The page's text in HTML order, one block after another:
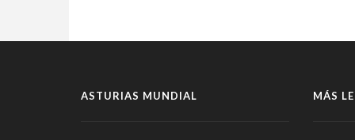
ASTURIAS MUNDIAL MÁS